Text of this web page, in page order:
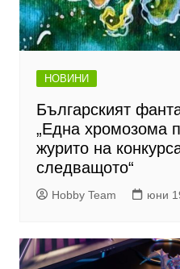
НОВИНИ
Българският
„Една хромозома
журито на
следващото“
Hobby Team юни